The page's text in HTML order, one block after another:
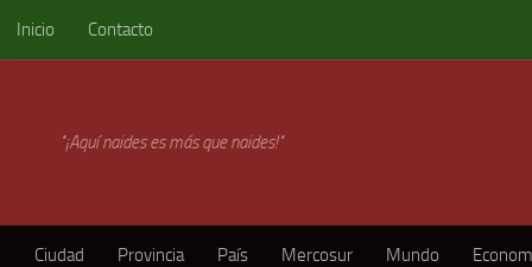
Skip to content
Inicio Contacto
"¡Aquí naides es más que naides!"
Ciudad Provincia País Mercosur Mundo